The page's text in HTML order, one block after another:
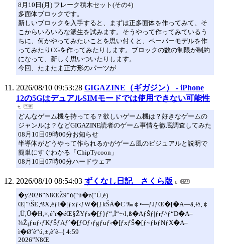
8月10日(月) フレーク積木セット(その4)
多面体ブロックです。
新しいブロックを入手すると、まずは正多面体を作ってみて、そ
こからいろいろな派生を試みます。そうやって作ってみているう
ちに、何かやってみたいことを思い付くと、ペーパーモデルを作
ってみたりCGを作ってみたりします。ブロックの数の制限が制約
になって、新しく思いついたりします。
今回、たまたま正方形のパーツが
2026/08/10 09:53:28 GIGAZINE（ギガジン） - iPhone
12の5GはデュアルSIMモードでは使用できない可能性
どんなゲーム機を持ってる？欲しいゲーム機は？好きなゲームの
ジャンルは？などGIGAZINE読者のゲーム事情を徹底調査してみた
08月10日09時00分お知らせ
半導体がどうやって作られるかがゲーム風のビジュアルと説明で
簡単にすぐわかる「ChipTycoon」
08月10日07時00分ハードウェア
2026/08/10 08:54:03 ずくなし日記 さくら版
�y2026”N8ŒŽ9“ú(“ú�z(“Ü‚è)
Œ|”\ŠE‚ªšX‚éƒI�[ƒxƒ‹ƒW�[ƒkŠÄ�C ‰￠•—ƒJƒŒ�[�A—â‚½‚￠
‚Ü‚Ü�H‚×‚éˆï�éŒ§ŽYƒs�[ƒ}ƒ“‚Ì“÷‹l‚ß�AƒŠƒ|ƒrƒ^ƒ“D�A–
¾Ž¡ƒuƒ‹ƒKƒŠƒAƒˆ�[ƒOƒ‹ƒgƒuƒ‹�[ƒxƒŠ�[ƒ~ƒbƒNƒX�A–
ì�Øˆê“ú‚±‚êˆê–{ 4:59
2026”N8Œ